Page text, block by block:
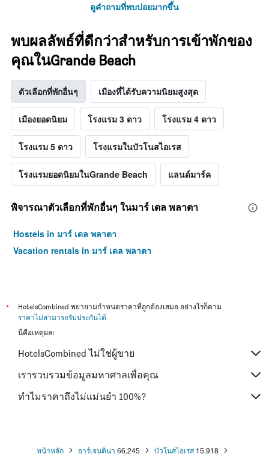
ดูคำถามที่พบบ่อยมากขึ้น
พบผลลัพธ์ที่ดีกว่าสำหรับการเข้าพักของ
คุณในGrande Beach
ตัวเลือกที่พักอื่นๆ เมืองที่ได้รับความนิยมสูงสุด
เมืองยอดนิยม โรงแรม 3 ดาว โรงแรม 4 ดาว
โรงแรม 5 ดาว โรงแรมในบัวโนสไอเรส
โรงแรมยอดนิยมในGrande Beach แลนด์มาร์ค
พิจารณาตัวเลือกที่พักอื่นๆ ในมาร์ เดล พลาตา
Hostels in มาร์ เดล พลาตา
Vacation rentals in มาร์ เดล พลาตา
*
HotelsCombined พยายามกำหนดราคาที่ถูกต้องเสมอ อย่างไรก็ตาม
ราคาไม่สามารถรับประกันได้
นี่คือเหตุผล:
HotelsCombined ไม่ใช่ผู้ขาย
เรารวบรวมข้อมูลมหาศาลเพื่อคุณ
ทำไมราคาถึงไม่แม่นยำ 100%?
หน้าหลัก อาร์เจนตินา 66,245 บัวโนสไอเรส 15,918